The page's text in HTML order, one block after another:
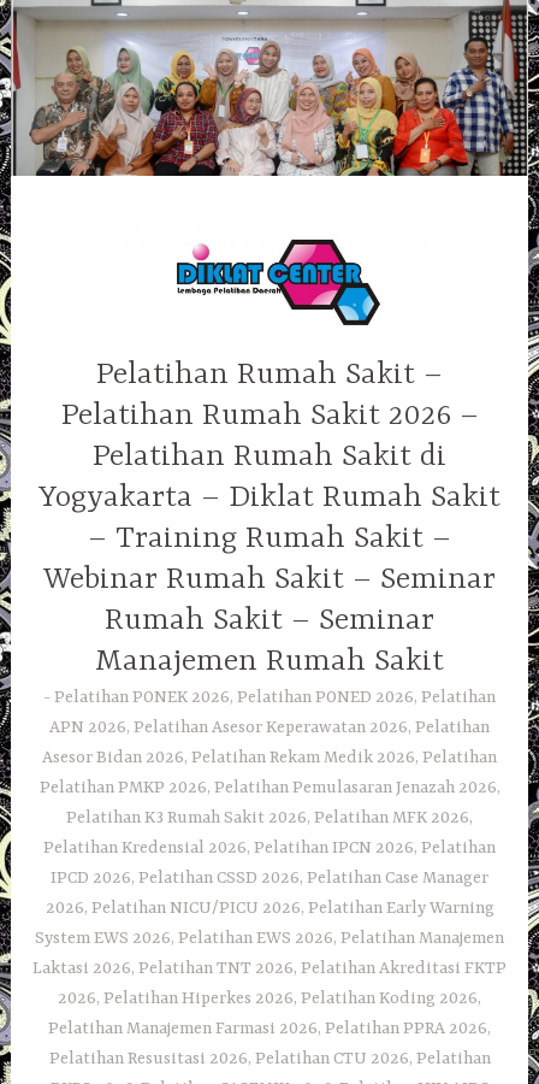
Skip
to
content
Pelatihan Rumah Sakit –
Pelatihan Rumah Sakit 2026 –
Pelatihan Rumah Sakit di
Yogyakarta – Diklat Rumah Sakit
– Training Rumah Sakit –
Webinar Rumah Sakit – Seminar
Rumah Sakit – Seminar
Manajemen Rumah Sakit
Pelatihan PONEK 2026, Pelatihan PONED 2026, Pelatihan
APN 2026, Pelatihan Asesor Keperawatan 2026, Pelatihan
Asesor Bidan 2026, Pelatihan Rekam Medik 2026, Pelatihan
Pelatihan PMKP 2026, Pelatihan Pemulasaran Jenazah 2026,
Pelatihan K3 Rumah Sakit 2026, Pelatihan MFK 2026,
Pelatihan Kredensial 2026, Pelatihan IPCN 2026, Pelatihan
IPCD 2026, Pelatihan CSSD 2026, Pelatihan Case Manager
2026, Pelatihan NICU/PICU 2026, Pelatihan Early Warning
System EWS 2026, Pelatihan EWS 2026, Pelatihan Manajemen
Laktasi 2026, Pelatihan TNT 2026, Pelatihan Akreditasi FKTP
2026, Pelatihan Hiperkes 2026, Pelatihan Koding 2026,
Pelatihan Manajemen Farmasi 2026, Pelatihan PPRA 2026,
Pelatihan Resusitasi 2026, Pelatihan CTU 2026, Pelatihan